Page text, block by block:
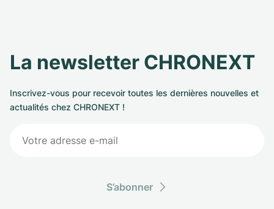
La newsletter CHRONEXT
Inscrivez-vous pour recevoir toutes les dernières nouvelles et
actualités chez CHRONEXT !
S’abonner